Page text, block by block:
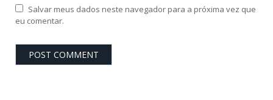
Salvar meus dados neste navegador para a próxima vez que
eu comentar.